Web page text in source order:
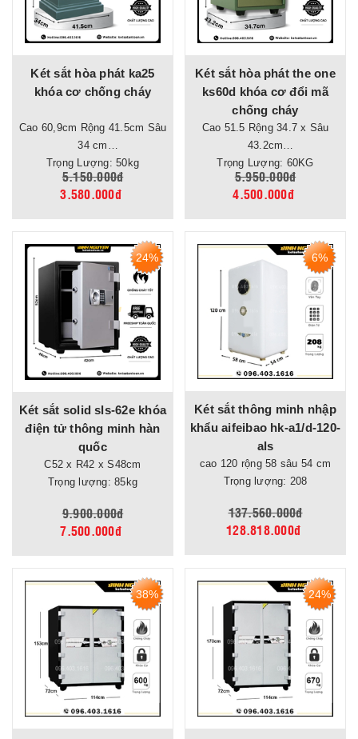
Két sắt hòa phát ka25
khóa cơ chống cháy
Cao 60,9cm Rộng 41.5cm Sâu
34 cm
Trọng Lượng: 50kg
5.150.000đ
3.580.000đ
Két sắt hòa phát the one
ks60d khóa cơ đổi mã
chống cháy
Cao 51.5 Rộng 34.7 x Sâu
43.2cm
Trọng Lượng: 60KG
5.950.000đ
4.500.000đ
24%
Két sắt solid sls-62e khóa
điện tử thông minh hàn
quốc
C52 x R42 x S48cm
Trọng lượng: 85kg
9.900.000đ
7.500.000đ
6%
Két sắt thông minh nhập
khẩu aifeibao hk-a1/d-120-
als
cao 120 rộng 58 sâu 54 cm
Trọng lượng: 208
137.560.000đ
128.818.000đ
38% 24%